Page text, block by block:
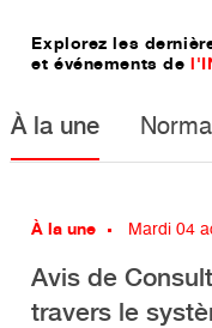
Explorez les
et événements de
À la une
À la une Mardi 04
Avis de
travers le